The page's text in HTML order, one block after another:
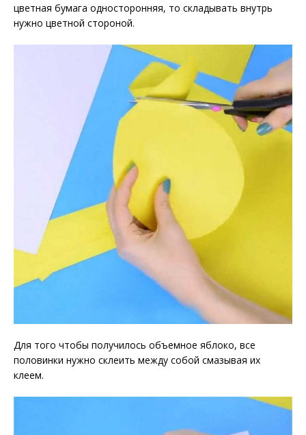
цветная бумага односторонняя, то складывать внутрь
нужно цветной стороной.
Для того чтобы получилось объемное яблоко, все
половинки нужно склеить между собой смазывая их
клеем.